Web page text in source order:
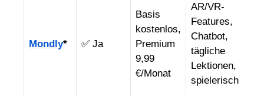
Mondly* ✅ Ja
Basis
kostenlos,
Premium
9,99
€/Monat
AR/VR-
Features,
Chatbot,
tägliche
Lektionen,
spielerisch